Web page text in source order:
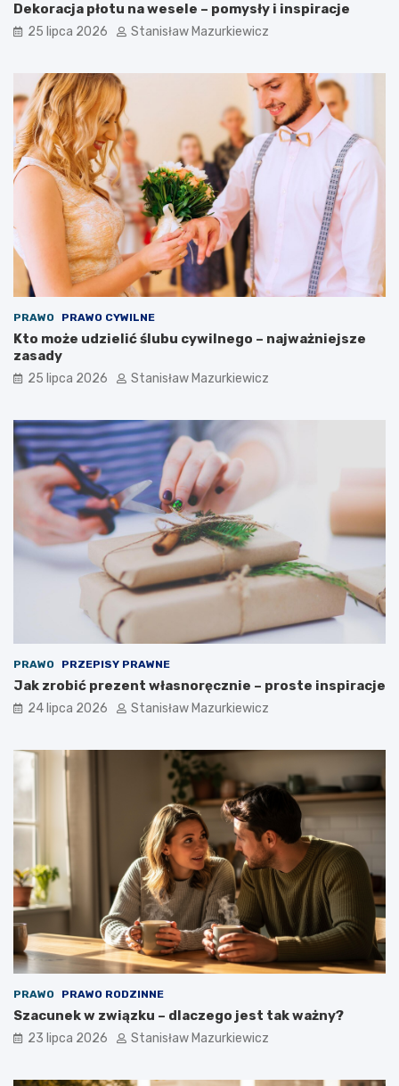
Dekoracja płotu na wesele – pomysły i inspiracje
25 lipca 2026 Stanisław Mazurkiewicz
PRAWO PRAWO CYWILNE
Kto może udzielić ślubu cywilnego – najważniejsze
zasady
25 lipca 2026 Stanisław Mazurkiewicz
PRAWO PRZEPISY PRAWNE
Jak zrobić prezent własnoręcznie – proste inspiracje
24 lipca 2026 Stanisław Mazurkiewicz
PRAWO PRAWO RODZINNE
Szacunek w związku – dlaczego jest tak ważny?
23 lipca 2026 Stanisław Mazurkiewicz